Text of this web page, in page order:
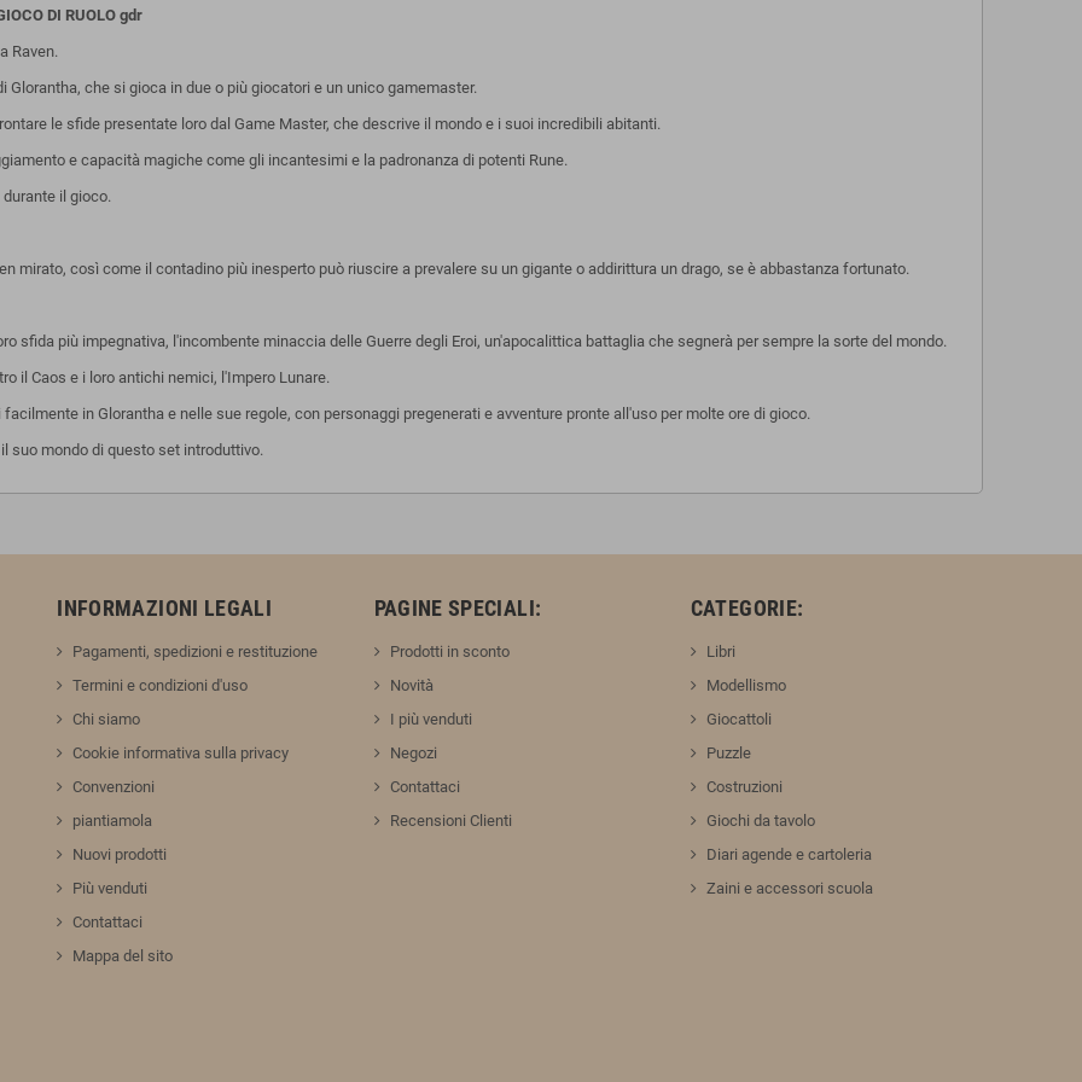
DI RUOLO gdr
Raven.
che si gioca in due o più giocatori e un unico gamemaster.
le sfide presentate loro dal Game Master, che descrive il mondo e i suoi incredibili abitanti.
e capacità magiche come gli incantesimi e la padronanza di potenti Rune.
il gioco.
mirato, così come il contadino più inesperto può riuscire a prevalere su un gigante o addirittura un drago, se è abbastanza fortunato.
sfida più impegnativa, l'incombente minaccia delle Guerre degli Eroi, un'apocalittica battaglia che segnerà per sempre la sorte del mondo.
il Caos e i loro antichi nemici, l'Impero Lunare.
in Glorantha e nelle sue regole, con personaggi pregenerati e avventure pronte all'uso per molte ore di gioco.
suo mondo di questo set introduttivo.
INFORMAZIONI LEGALI
Pagamenti, spedizioni e restituzione
Termini e condizioni d'uso
Chi siamo
Cookie informativa sulla privacy
Convenzioni
piantiamola
Nuovi prodotti
Più venduti
Contattaci
Mappa del sito
PAGINE SPECIALI:
Prodotti in sconto
Novità
I più venduti
Negozi
Contattaci
Recensioni Clienti
CATEGORIE:
Libri
Modellismo
Giocattoli
Puzzle
Costruzioni
Giochi da tavolo
Diari agende e cartoleria
Zaini e accessori scuola